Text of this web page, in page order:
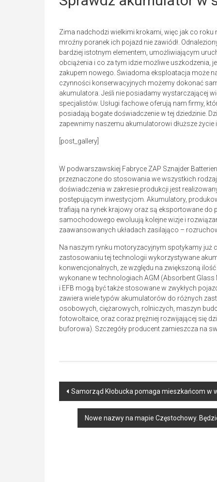
Zima nadchodzi wielkimi krokami, więc jak co roku
mroźny poranek ich pojazd nie zawiódł.
bardziej istotnym elementem, umożliwiającym
obciążenia i co za tym idzie możliwe uszkodzenia,
zakupem nowego. Świadoma eksploatacja może
czynności konserwacyjnych możemy dokonać
akumulatora. Jeśli nie posiadamy wystarczającej
specjalistów. Usługi fachowe oferują nam firmy,
posiadają bogate doświadczenie w tej dziedzinie.
zapewnimy naszemu akumulatorowi dłuższe
[post_gallery]
W podwarszawskiej Fabryce ZAP Sznajder
przeznaczone do stosowania we wszystkich
doświadczenia w zakresie produkcji jest
postępującym inwestycjom. Akumulatory,
trafiają na rynek krajowy oraz są eksportowane do
samochodowego ewoluują kolejne wizje i
zaawansowanych układach zasilająco –
Na naszym rynku motoryzacyjnym spotykamy już
zastosowaniu tej technologii wykorzystywane
konwencjonalnych, ze względu na zwiększoną
wykonane w technologiach AGM (Absorbent Glass
i EFB mogą być także stosowane w zwykłych
zawiera wiele typów akumulatorów do różnych
osobowych, ciężarowych, rolniczych, maszyn
fotowoltaice, oraz coraz prężniej rozwijającej się
buforowa). Szczegóły producent zamieszcza na
Post
navigation
Samorząd Kłobucka pomaga mieszkańcom
Nowe nazwy na mapie Częstochowy.